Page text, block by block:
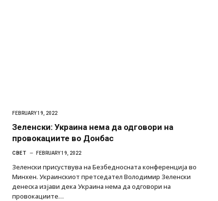
FEBRUARY 19, 2022
Зеленски: Украина нема да одговори на
провокациите во Донбас
СВЕТ FEBRUARY 19, 2022
Зеленски присуствува на Безбедносната конференција во
Минхен. Украинскиот претседател Володимир Зеленски
денеска изјави дека Украина нема да одговори на
провокациите…